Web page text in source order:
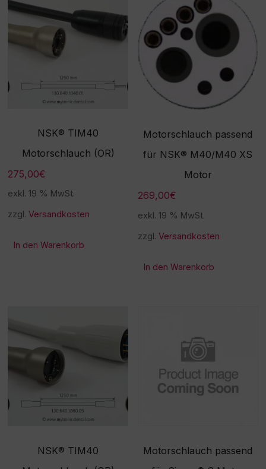
ist. Vielen Dank für Ihr
Verständnis! -
Beschaffungsartikel!Rückn
ahme /Umtausch nicht
NSK® TIM40
Motorschlauch (OR)
275,00€
exkl. 19 % MwSt.
zzgl.Versandkosten
In den Warenkorb
Motorschlauch passend
für NSK® M40/M40 XS
Motor
269,00€
exkl. 19 % MwSt.
zzgl.Versandkosten
In den Warenkorb
NSK® TIM40
Motorschlauch passend